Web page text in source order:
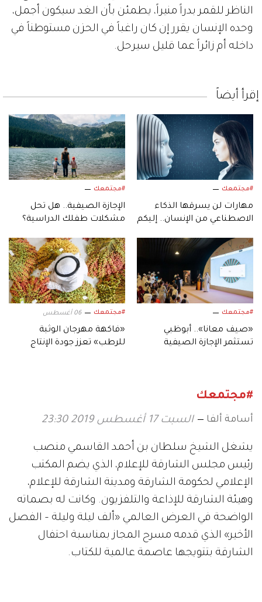
الناظر للقمر بدراً منيراً، يطمئن بأن الغد سيكون أجمل،
وحده الإنسان يقرر إن كان راغباً في الحزن مستوطناً في
داخله أم زائراً عما قليل سيرحل.
إقرأ أيضاً
#مجتمعك
مهارات لن يسرقها الذكاء
الاصطناعي من الإنسان.. إليكم
#مجتمعك
الإجازة الصيفية.. هل تحل
مشكلات طفلك الدراسية؟
#مجتمعك
«صيف معانا».. أبوظبي
تستثمر الإجازة الصيفية
#مجتمعك 06 أغسطس
«فاكهة مهرجان الوثبة
للرطب» تعزز جودة الإنتاج
#مجتمعك
أسامة ألفا السبت 17 أغسطس 2019 23:30
يشغل الشيخ سلطان بن أحمد القاسمي منصب
رئيس مجلس الشارقة للإعلام، الذي يضم المكتب
الإعلامي لحكومة الشارقة ومدينة الشارقة للإعلام،
وهيئة الشارقة للإذاعة والتلفزيون. وكانت له بصماته
الواضحة في العرض العالمي «ألف ليلة وليلة – الفصل
الأخير» الذي قدمه مسرح المجاز بمناسبة احتفال
الشارقة بتتويجها عاصمة عالمية للكتاب.